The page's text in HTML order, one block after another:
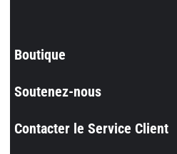
Boutique
Soutenez-nous
Contacter le Service Client